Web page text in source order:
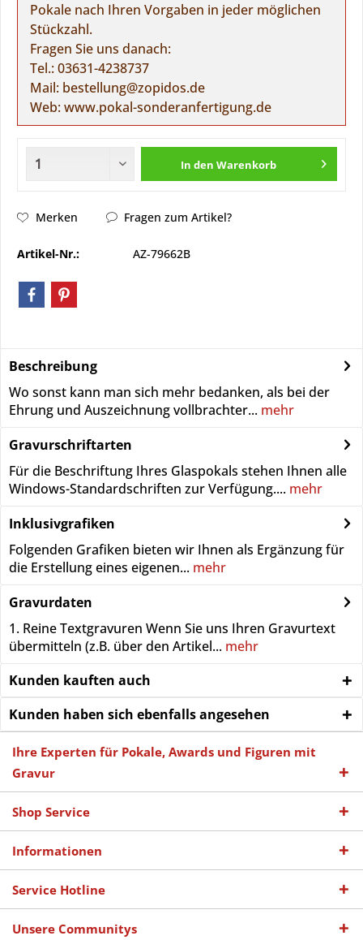
Pokale nach Ihren Vorgaben in jeder möglichen
Stückzahl.
Fragen Sie uns danach:
Tel.:03631-4238737
Mail: bestellung@zopidos.de
Web:www.pokal-sonderanfertigung.de
In den Warenkorb
Merken Fragen zum Artikel?
Artikel-Nr.: AZ-79662B
Beschreibung
Wo sonst kann man sich mehr bedanken, als bei der
Ehrung und Auszeichnung vollbrachter... mehr
Gravurschriftarten
Für die Beschriftung Ihres Glaspokals stehen Ihnen alle
Windows-Standardschriften zur Verfügung.... mehr
Inklusivgrafiken
Folgenden Grafiken bieten wir Ihnen als Ergänzung für
die Erstellung eines eigenen... mehr
Gravurdaten
1. Reine Textgravuren Wenn Sie uns Ihren Gravurtext
übermitteln (z.B. über den Artikel... mehr
Kunden kauften auch
Kunden haben sich ebenfalls angesehen
Ihre Experten für Pokale, Awards und Figuren mit
Gravur
Shop Service
Informationen
Service Hotline
Unsere Communitys